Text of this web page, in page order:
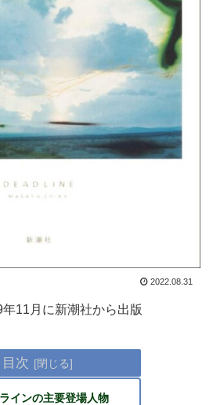
2022.08.31
11月に新潮社から出版
目次
インの主要登場人物